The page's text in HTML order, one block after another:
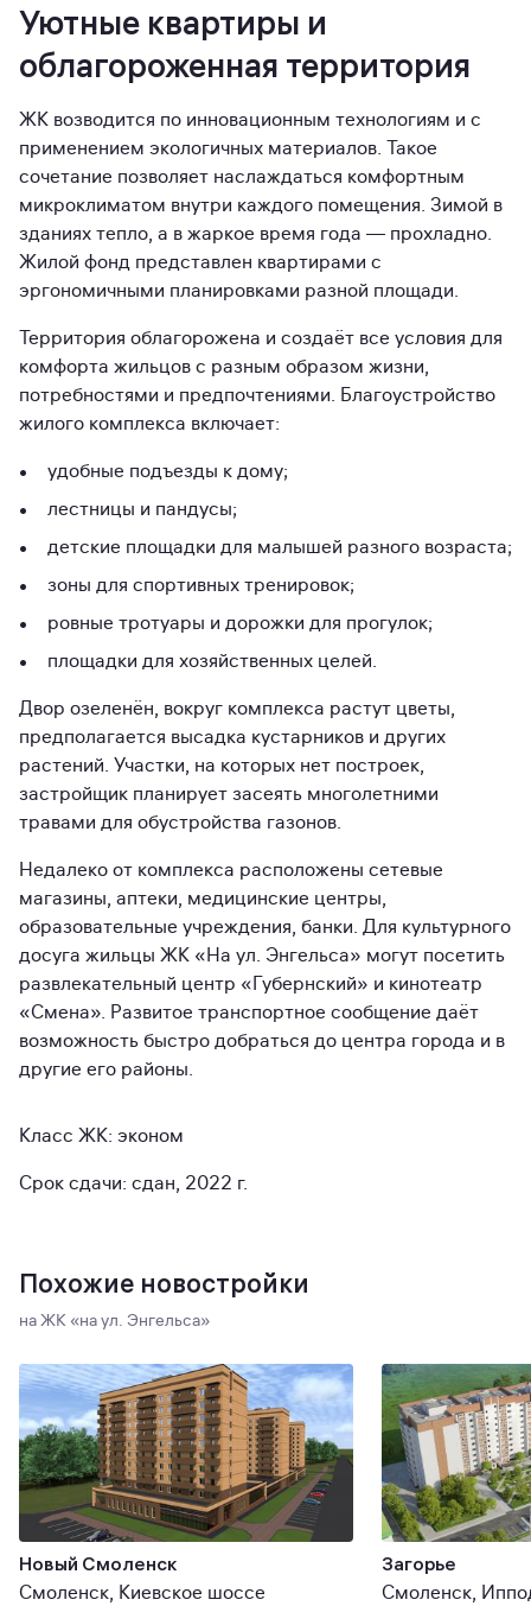
Уютные квартиры и
облагороженная территория
ЖК возводится по инновационным технологиям и с
применением экологичных материалов. Такое
сочетание позволяет наслаждаться комфортным
микроклиматом внутри каждого помещения. Зимой в
зданиях тепло, а в жаркое время года — прохладно.
Жилой фонд представлен квартирами с
эргономичными планировками разной площади.
Территория облагорожена и создаёт все условия для
комфорта жильцов с разным образом жизни,
потребностями и предпочтениями. Благоустройство
жилого комплекса включает:
удобные подъезды к дому;
лестницы и пандусы;
детские площадки для малышей разного возраста;
зоны для спортивных тренировок;
ровные тротуары и дорожки для прогулок;
площадки для хозяйственных целей.
Двор озеленён, вокруг комплекса растут цветы,
предполагается высадка кустарников и других
растений. Участки, на которых нет построек,
застройщик планирует засеять многолетними
травами для обустройства газонов.
Недалеко от комплекса расположены сетевые
магазины, аптеки, медицинские центры,
образовательные учреждения, банки. Для культурного
досуга жильцы ЖК «На ул. Энгельса» могут посетить
развлекательный центр «Губернский» и кинотеатр
«Смена». Развитое транспортное сообщение даёт
возможность быстро добраться до центра города и в
другие его районы.
Класс ЖК: эконом
Срок сдачи: сдан, 2022 г.
Похожие новостройки
на ЖК «на ул. Энгельса»
Новый Смоленск
Смоленск, Киевское шоссе
Загорье
Смоленск,